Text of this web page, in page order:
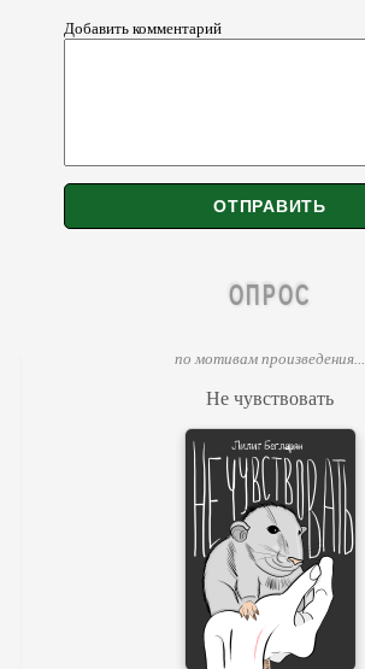
Добавить комментарий
ОПРОС
по мотивам произведения...
Не чувствовать